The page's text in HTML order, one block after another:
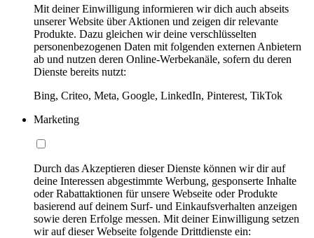
Mit deiner Einwilligung informieren wir dich auch abseits
unserer Website über Aktionen und zeigen dir relevante
Produkte. Dazu gleichen wir deine verschlüsselten
personenbezogenen Daten mit folgenden externen Anbietern
ab und nutzen deren Online-Werbekanäle, sofern du deren
Dienste bereits nutzt:
Bing, Criteo, Meta, Google, LinkedIn, Pinterest, TikTok
Marketing
Durch das Akzeptieren dieser Dienste können wir dir auf
deine Interessen abgestimmte Werbung, gesponserte Inhalte
oder Rabattaktionen für unsere Webseite oder Produkte
basierend auf deinem Surf- und Einkaufsverhalten anzeigen
sowie deren Erfolge messen. Mit deiner Einwilligung setzen
wir auf dieser Webseite folgende Drittdienste ein: